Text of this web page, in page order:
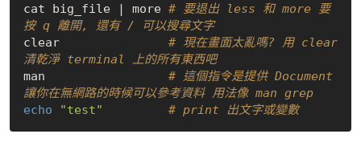
cat big_file | more # 要退出 less 和 more 要
按 q 離開, 還有 / 可以搜尋文字
clear # 現在畫面太亂嗎? 用 clear
清乾淨 terminal 上的所有東西吧
man # 這個指令是提供 Document
讓你在無網路的時候可以參考資料 用法像 man grep
echo
"test" # print 出文字或變數